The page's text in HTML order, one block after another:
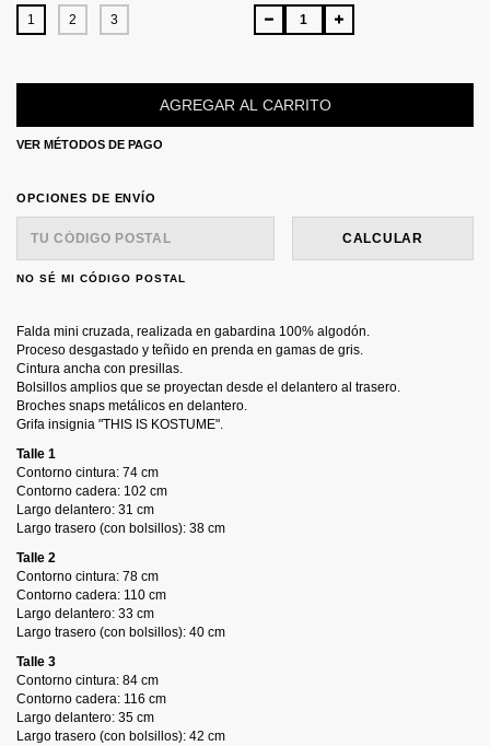
1 2 3
VER MÉTODOS DE PAGO
ENTREGAS PARA EL CP:
OPCIONES DE ENVÍO
CALCULAR
NO SÉ MI CÓDIGO POSTAL
Falda mini cruzada, realizada en gabardina 100% algodón.
Proceso desgastado y teñido en prenda en gamas de gris.
Cintura ancha con presillas.
Bolsillos amplios que se proyectan desde el delantero al trasero.
Broches snaps metálicos en delantero.
Grifa insignia "THIS IS KOSTUME".
Talle 1
Contorno cintura: 74 cm
Contorno cadera: 102 cm
Largo delantero: 31 cm
Largo trasero (con bolsillos): 38 cm
Talle 2
Contorno cintura: 78 cm
Contorno cadera: 110 cm
Largo delantero: 33 cm
Largo trasero (con bolsillos): 40 cm
Talle 3
Contorno cintura: 84 cm
Contorno cadera: 116 cm
Largo delantero: 35 cm
Largo trasero (con bolsillos): 42 cm